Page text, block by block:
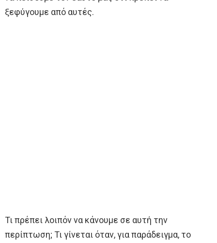
ξεφύγουμε από αυτές.
Τι πρέπει λοιπόν να κάνουμε σε αυτή την
περίπτωση; Τι γίνεται όταν, για παράδειγμα, το